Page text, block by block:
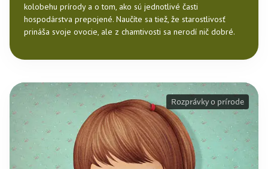
kolobehu prírody a o tom, ako sú jednotlivé časti
hospodárstva prepojené. Naučíte sa tiež, že starostlivosť
prináša svoje ovocie, ale z chamtivosti sa nerodí nič dobré.
Rozprávky o prírode